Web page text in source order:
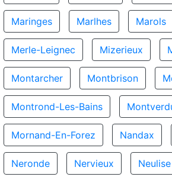
Maringes Marlhes Marols
Merle-Leignec Mizerieux
Montarcher Montbrison
Montrond-Les-Bains
Mornand-En-Forez Nandax
Neronde Nervieux Neulise